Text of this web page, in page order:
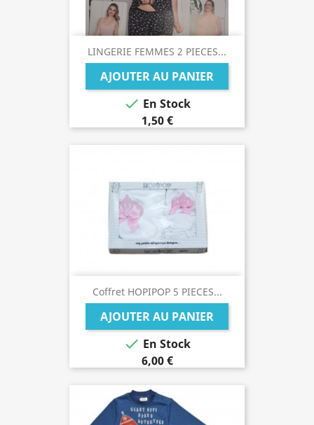
LINGERIE FEMMES 2 PIECES...
AJOUTER AU PANIER
 En Stock
1,50 €
Coffret HOPIPOP 5 PIECES...
AJOUTER AU PANIER
 En Stock
6,00 €